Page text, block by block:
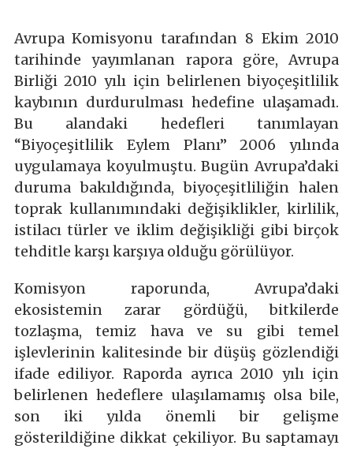
Avrupa Komisyonu tarafından 8 Ekim 2010
tarihinde yayımlanan rapora göre, Avrupa
Birliği 2010 yılı için belirlenen biyoçeşitlilik
kaybının durdurulması hedefine ulaşamadı.
Bu alandaki hedefleri tanımlayan
“Biyoçeşitlilik Eylem Planı” 2006 yılında
uygulamaya koyulmuştu. Bugün Avrupa’daki
duruma bakıldığında, biyoçeşitliliğin halen
toprak kullanımındaki değişiklikler, kirlilik,
istilacı türler ve iklim değişikliği gibi birçok
tehditle karşı karşıya olduğu görülüyor.
Komisyon raporunda, Avrupa’daki
ekosistemin zarar gördüğü, bitkilerde
tozlaşma, temiz hava ve su gibi temel
işlevlerinin kalitesinde bir düşüş gözlendiği
ifade ediliyor. Raporda ayrıca 2010 yılı için
belirlenen hedeflere ulaşılamamış olsa bile,
son iki yılda önemli bir gelişme
gösterildiğine dikkat çekiliyor. Bu saptamayı